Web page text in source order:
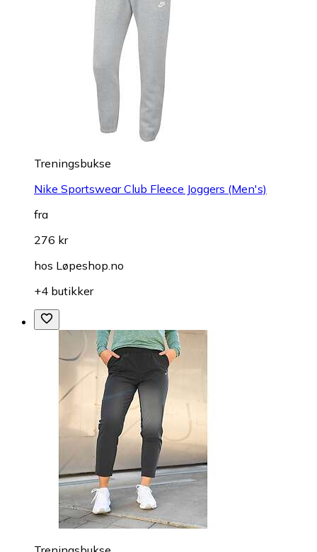
Treningsbukse
Nike Sportswear Club Fleece Joggers (Men's)
fra
276 kr
hos Løpeshop.no
+4 butikker